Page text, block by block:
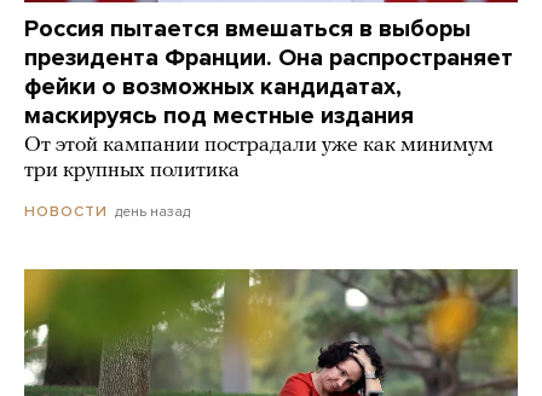
Россия пытается вмешаться в выборы
президента Франции. Она распространяет
фейки о возможных кандидатах,
маскируясь под местные издания
От этой кампании пострадали уже как минимум
три крупных политика
НОВОСТИ день назад